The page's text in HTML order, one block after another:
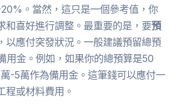
。當然，這只是一個參考值，你
和喜好進行調整。最重要的是，要預
以應付突發狀況。一般建議預留總預
用金。例如，如果你的總預算是50
-5萬作為備用金。這筆錢可以應付一
程或材料費用。